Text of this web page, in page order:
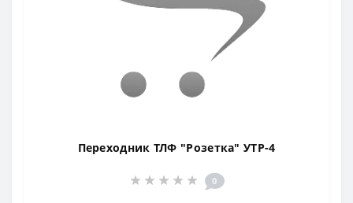
Переходник ТЛФ "Розетка" УТР-4
0